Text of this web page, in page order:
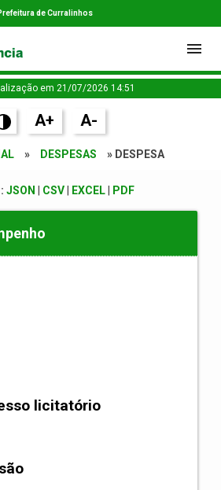
de Curralinhos
em 21/07/2026 14:51
A+ A-
» DESPESAS » DESPESA
JSON CSV| EXCEL| PDF
licitatório